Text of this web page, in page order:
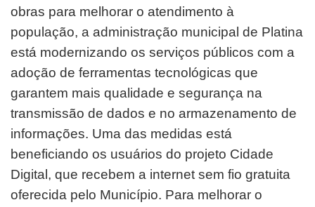
obras para melhorar o atendimento à
população, a administração municipal de Platina
está modernizando os serviços públicos com a
adoção de ferramentas tecnológicas que
garantem mais qualidade e segurança na
transmissão de dados e no armazenamento de
informações. Uma das medidas está
beneficiando os usuários do projeto Cidade
Digital, que recebem a internet sem fio gratuita
oferecida pelo Município. Para melhorar o